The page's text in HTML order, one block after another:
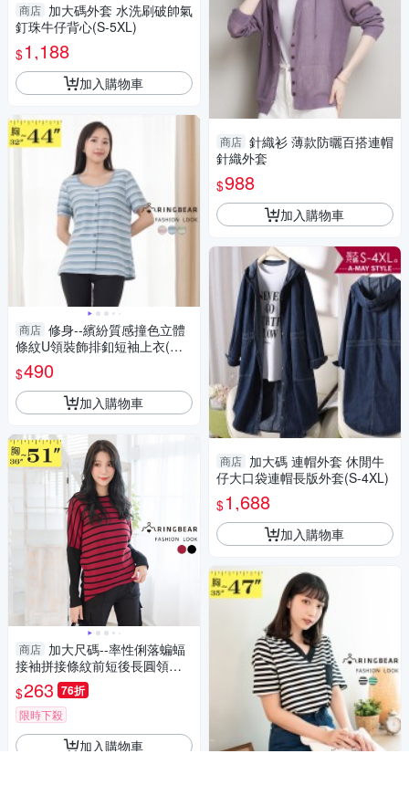
商店 加大碼外套 水洗刷破帥氣
釘珠牛仔背心(S-5XL)
$1,188
加入購物車
商店 修身--繽紛質感撞色立體
條紋U領裝飾排釦短袖上衣(粉.
藍.綠M-2L)-U852眼圈熊中大尺
碼
$490
加入購物車
商店 加大尺碼--率性俐落蝙蝠
接袖拼接條紋前短後長圓領長
袖上衣(黑.紅XL-5L)-X182眼圈
熊中大尺碼
$263 76折
限時下殺
加入購物車
商店 針織衫 薄款防曬百搭連帽
針織外套
$988
加入購物車
商店 加大碼 連帽外套 休閒牛
仔大口袋連帽長版外套(S-4XL)
$1,688
加入購物車